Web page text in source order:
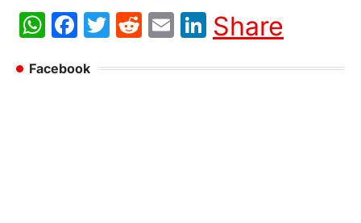
WhatsApp
Facebook
Twitter
Reddit
EmailLinkedIn
Share
Facebook